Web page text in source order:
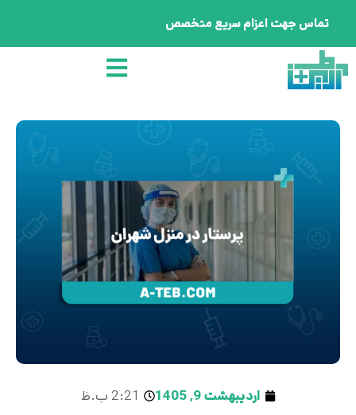
تماس جهت اعزام سریع متخصص
اردیبهشت 9, 1405 2:21 ب.ظ